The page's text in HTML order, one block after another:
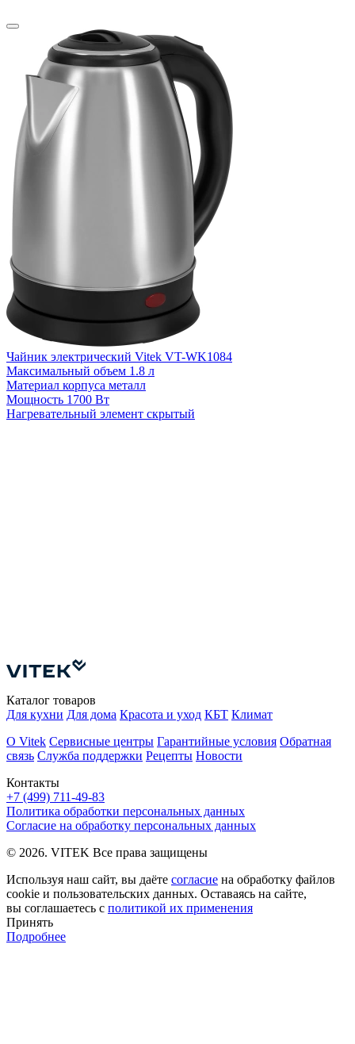
Чайник электрический Vitek VT-WK1084
Максимальный объем 1.8 л
Материал корпуса металл
Мощность 1700 Вт
Нагревательный элемент скрытый
Контакты
+7 (499) 711-49-83
Каталог товаров
Для кухни Для дома Красота и уход КБТ Климат
О Vitek Сервисные центры Гарантийные условия Обратная
связь Служба поддержки Рецепты Новости
Политика обработки персональных данных
Согласие на обработку персональных данных
© 2026. VITEK Все права защищены
Используя наш сайт, вы даёте согласие на обработку файлов
cookie и пользовательских данных. Оставаясь на сайте,
вы соглашаетесь с политикой их применения
Принять
Подробнее